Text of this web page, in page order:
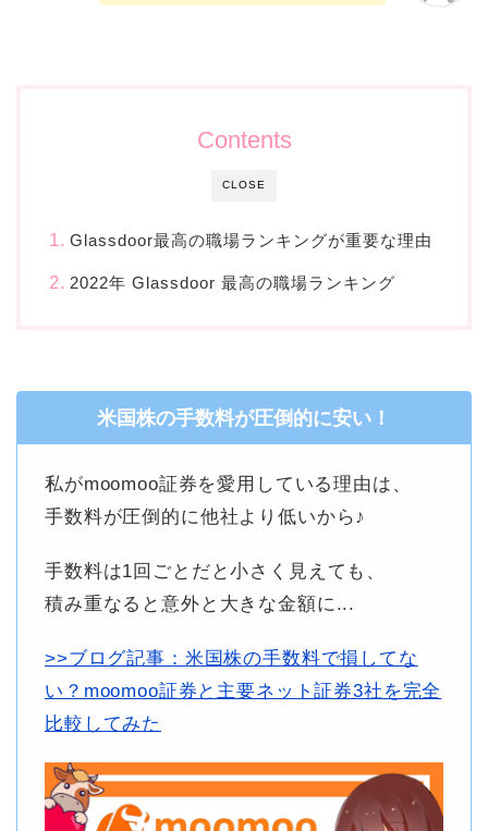
CLOSE
Contents
Glassdoor最高の職場ランキングが重要な理由
2022年 Glassdoor 最高の職場ランキング
米国株の手数料が圧倒的に安い！
私がmoomoo証券を愛用している理由は、
手数料が圧倒的に他社より低いから♪
手数料は1回ごとだと小さく見えても、
積み重なると意外と大きな金額に...
>>ブログ記事：米国株の手数料で損してな
い？moomoo証券と主要ネット証券3社を完全
比較してみた